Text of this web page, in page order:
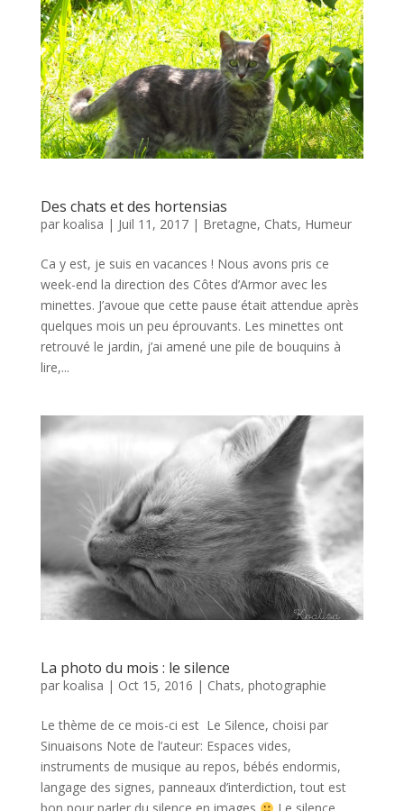
Des chats et des hortensias
par koalisa | Juil 11, 2017| Bretagne, Chats, Humeur
Ca y est, je suis en vacances ! Nous avons pris ce
week-end la direction des Côtes d’Armor avec les
minettes. J’avoue que cette pause était attendue après
quelques mois un peu éprouvants. Les minettes ont
retrouvé le jardin, j’ai amené une pile de bouquins à
lire,...
La photo du mois : le silence
par koalisa | Oct 15, 2016 | Chats, photographie
Le thème de ce mois-ci est Le Silence, choisi par
Sinuaisons Note de l’auteur: Espaces vides,
instruments de musique au repos, bébés endormis,
langage des signes, panneaux d’interdiction, tout est